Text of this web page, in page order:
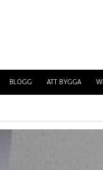
BLOGG ATT BYGGA